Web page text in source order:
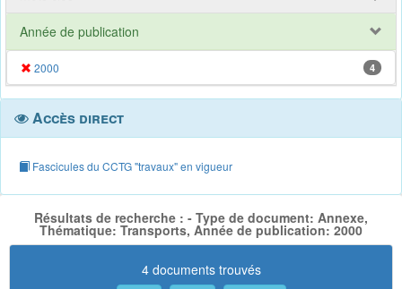
Année de publication
2000 4
Accès direct
Fascicules du CCTG "travaux" en vigueur
Résultats de recherche : - Type de document: Annexe,
Thématique: Transports, Année de publication: 2000
4 documents trouvés